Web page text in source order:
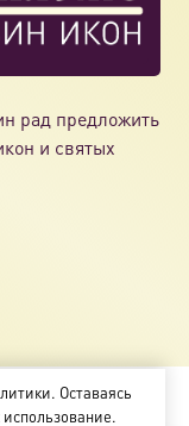
рад предложить
и святых
Оставаясь